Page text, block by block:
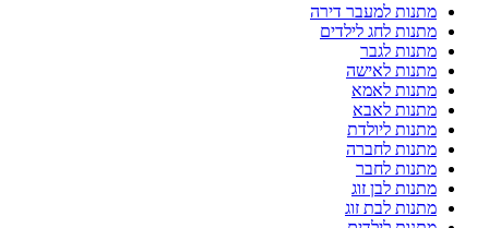
מתנות למעבר דירה
מתנות לחג לילדים
מתנות לגבר
מתנות לאישה
מתנות לאמא
מתנות לאבא
מתנות ליולדת
מתנות לחברה
מתנות לחבר
מתנות לבן זוג
מתנות לבת זוג